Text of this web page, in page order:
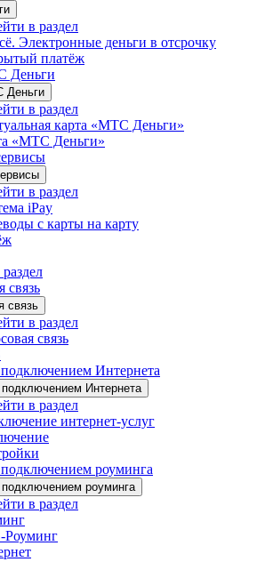
в раздел
Электронные деньги в отсрочку
платёж
Деньги
Деньги
в раздел
карта «МТС Деньги»
«МТС Деньги»
в раздел
iPay
с карты на карту
связь
связь
в раздел
связь
Интернета
Интернета
в раздел
интернет-услуг
роуминга
роуминга
в раздел
Роуминг